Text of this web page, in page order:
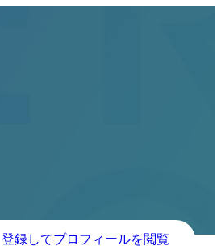
登録してプロフィールを閲覧